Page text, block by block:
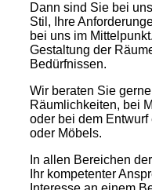
Dann sind Sie bei
Stil, Ihre
bei uns im
Gestaltung der
Bedürfnissen.
Wir beraten Sie
Räumlichkeiten, bei
oder bei dem
oder Möbels.
In allen Bereichen
Ihr kompetenter